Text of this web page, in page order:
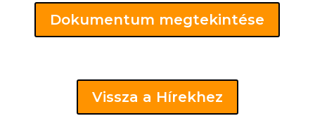
Dokumentum megtekintése
Vissza a Hírekhez